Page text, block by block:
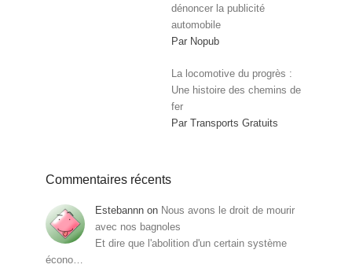
dénoncer la publicité
automobile
Par Nopub
La locomotive du progrès :
Une histoire des chemins de
fer
Par Transports Gratuits
Commentaires récents
Estebannn on Nous avons le droit de mourir
avec nos bagnoles
Et dire que l'abolition d'un certain système
écono…